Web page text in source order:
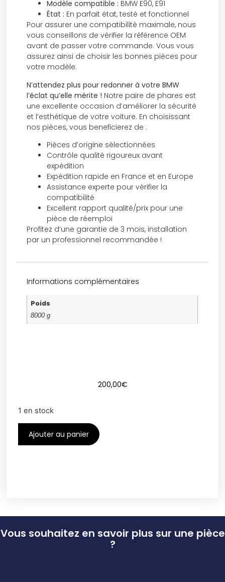
Modèle compatible : BMW E90, E91
État : En parfait état, testé et fonctionnel
Pour assurer une compatibilité maximale, nous
vous conseillons de vérifier la référence OEM
avant de passer votre commande. Vous vous
assurez ainsi de choisir les bonnes pièces pour
votre modèle.
N’attendez plus pour redonner à votre BMW
l’éclat qu’elle mérite ! Notre paire de phares est
une excellente occasion d’améliorer la sécurité
et l’esthétique de votre voiture. En choisissant
nos pièces, vous beneficierez de :
Pièces d’origine sélectionnées
Contrôle qualité rigoureux avant
expédition
Expédition rapide en France et en Europe
Assistance experte pour vérifier la
compatibilité
Excellent rapport qualité/prix pour une
pièce de réemploi
Profitez d’une garantie de 3 mois, installation
par un professionnel recommandée !
Informations complémentaires
Poids
8000 g
200,00€
1 en stock
Ajouter au panier
Vous souhaitez en savoir plus sur une pièce
?